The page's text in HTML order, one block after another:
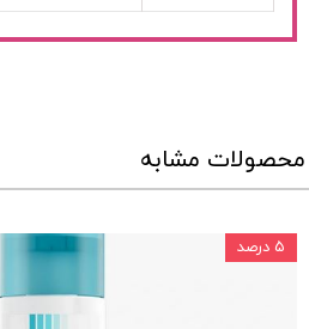
محصولات مشابه
۵ درصد